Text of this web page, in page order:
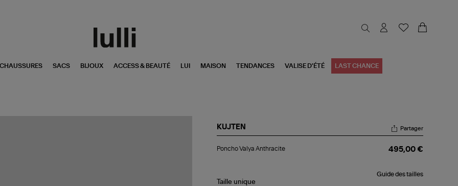
CHAUSSURES SACS BIJOUX ACCESS & BEAUTÉ LUI MAISON TENDANCES VALISE D'ÉTÉ LAST CHANCE
KUJTEN
Valya
Partager
Poncho Valya Anthracite 495,00 €
Guide des tailles
Taille unique